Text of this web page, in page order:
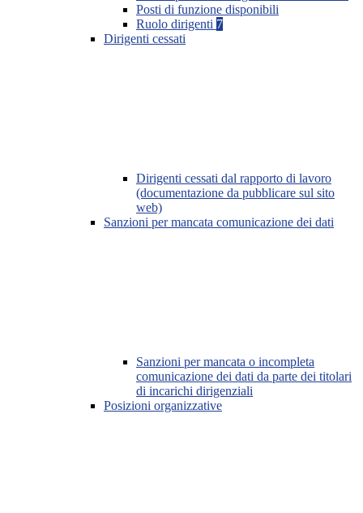
Posti di funzione disponibili
Ruolo dirigenti 7
Dirigenti cessati
Dirigenti cessati dal rapporto di lavoro
(documentazione da pubblicare sul sito
web)
Sanzioni per mancata comunicazione dei dati
Sanzioni per mancata o incompleta
comunicazione dei dati da parte dei titolari
di incarichi dirigenziali
Posizioni organizzative